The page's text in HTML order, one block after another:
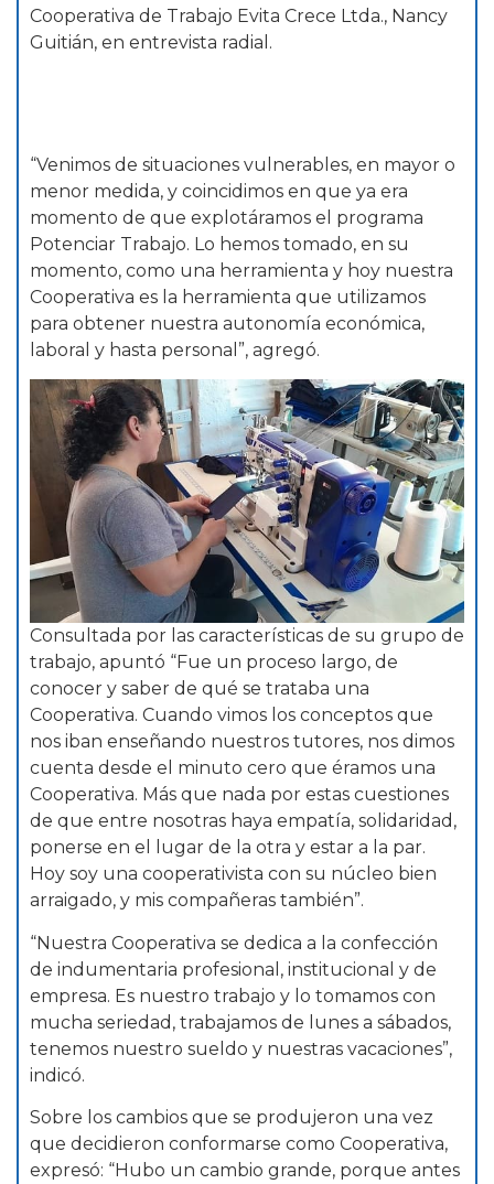
Cooperativa de Trabajo Evita Crece Ltda., Nancy
Guitián, en entrevista radial.
“Venimos de situaciones vulnerables, en mayor o
menor medida, y coincidimos en que ya era
momento de que explotáramos el programa
Potenciar Trabajo. Lo hemos tomado, en su
momento, como una herramienta y hoy nuestra
Cooperativa es la herramienta que utilizamos
para obtener nuestra autonomía económica,
laboral y hasta personal”, agregó.
Consultada por las características de su grupo de
trabajo, apuntó “Fue un proceso largo, de
conocer y saber de qué se trataba una
Cooperativa. Cuando vimos los conceptos que
nos iban enseñando nuestros tutores, nos dimos
cuenta desde el minuto cero que éramos una
Cooperativa. Más que nada por estas cuestiones
de que entre nosotras haya empatía, solidaridad,
ponerse en el lugar de la otra y estar a la par.
Hoy soy una cooperativista con su núcleo bien
arraigado, y mis compañeras también”.
“Nuestra Cooperativa se dedica a la confección
de indumentaria profesional, institucional y de
empresa. Es nuestro trabajo y lo tomamos con
mucha seriedad, trabajamos de lunes a sábados,
tenemos nuestro sueldo y nuestras vacaciones”,
indicó.
Sobre los cambios que se produjeron una vez
que decidieron conformarse como Cooperativa,
expresó: “Hubo un cambio grande, porque antes